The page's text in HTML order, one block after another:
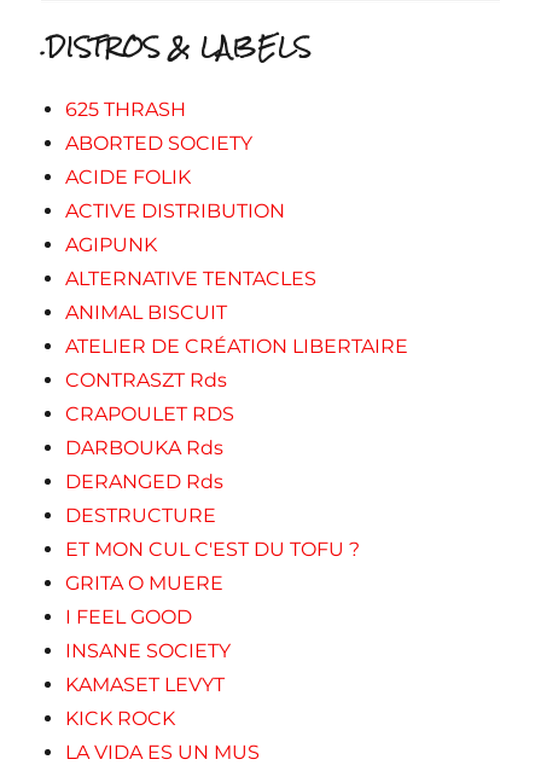
.DISTROS & LABELS
625 THRASH
ABORTED SOCIETY
ACIDE FOLIK
ACTIVE DISTRIBUTION
AGIPUNK
ALTERNATIVE TENTACLES
ANIMAL BISCUIT
ATELIER DE CRÉATION LIBERTAIRE
CONTRASZT Rds
CRAPOULET RDS
DARBOUKA Rds
DERANGED Rds
DESTRUCTURE
ET MON CUL C'EST DU TOFU ?
GRITA O MUERE
I FEEL GOOD
INSANE SOCIETY
KAMASET LEVYT
KICK ROCK
LA VIDA ES UN MUS